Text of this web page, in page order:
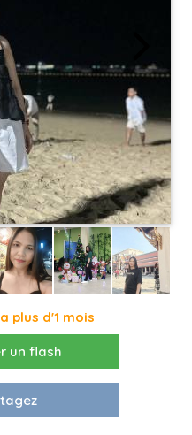
plus d'1 mois
un flash